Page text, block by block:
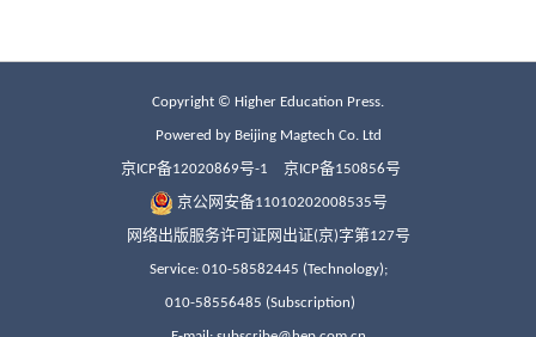
Copyright © Higher Education Press.
Powered by Beijing Magtech Co. Ltd
京ICP备12020869号-1 京ICP备150856号
京公网安备11010202008535号
网络出版服务许可证网出证(京)字第127号
Service: 010-58582445 (Technology);
010-58556485 (Subscription)